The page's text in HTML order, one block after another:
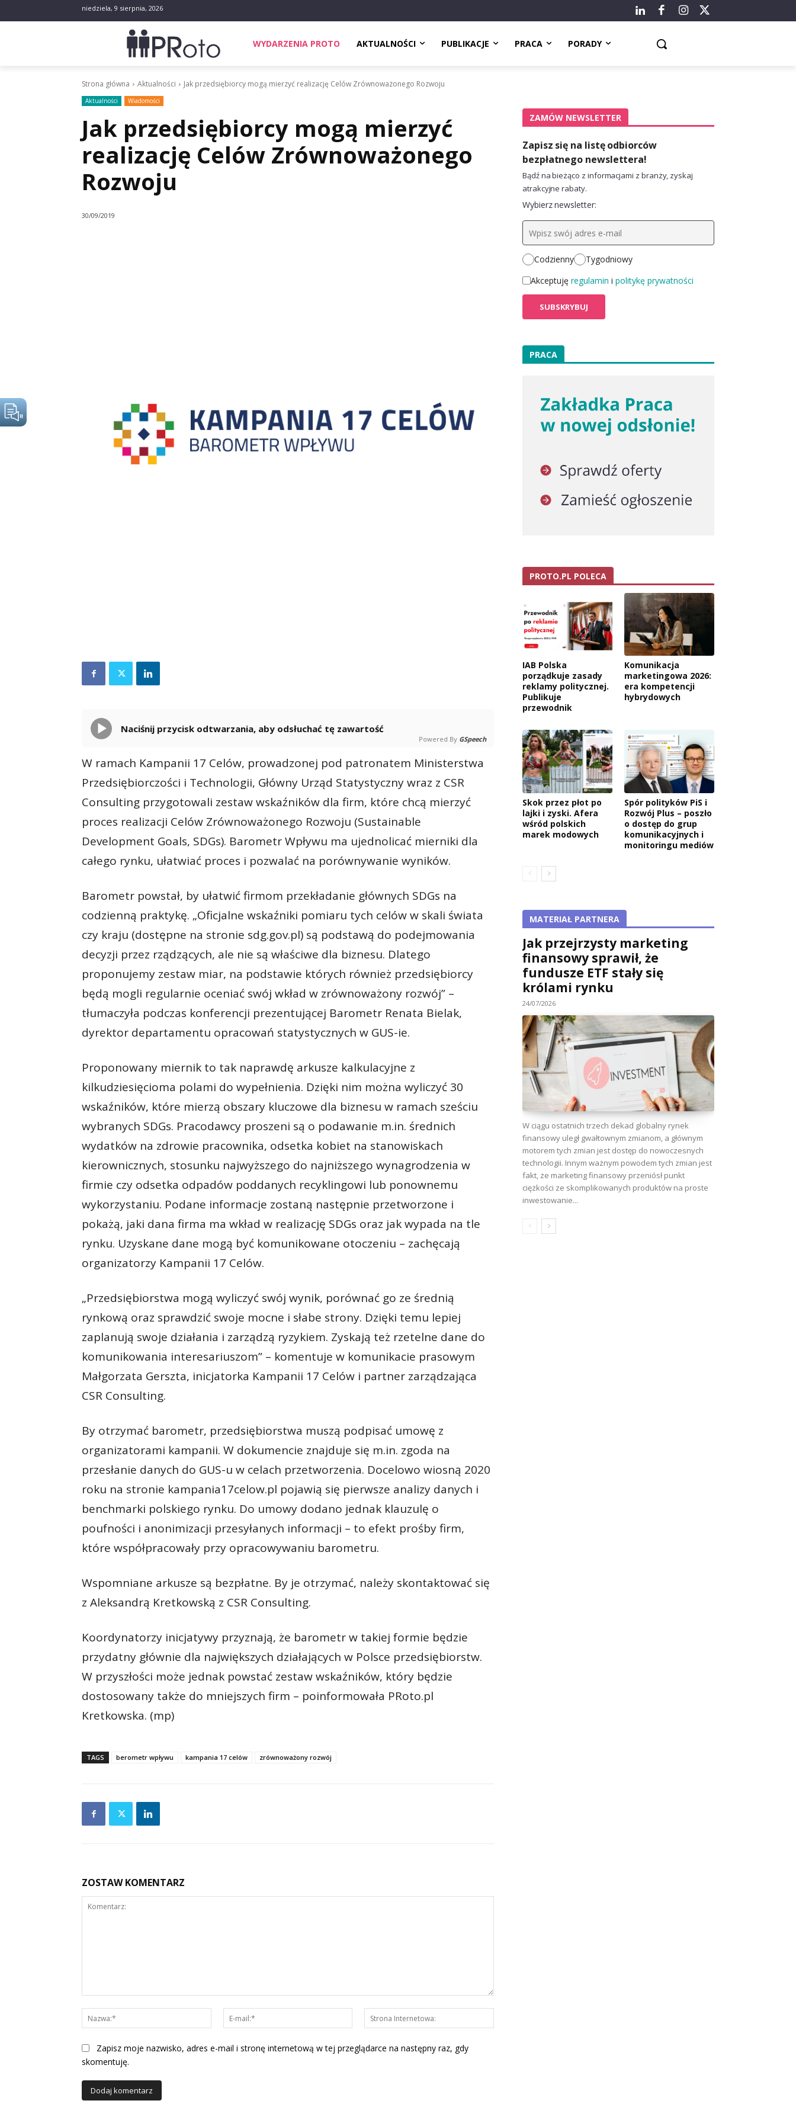
niedziela, 9 sierpnia, 2026
WYDARZENIA PROTO AKTUALNOŚCI PUBLIKACJE PRACA PORADY
Strona główna Aktualności Jak przedsiębiorcy mogą mierzyć realizację Celów Zrównoważonego Rozwoju
Aktualności Wiadomości
Jak przedsiębiorcy mogą mierzyć
realizację Celów Zrównoważonego
Rozwoju
30/09/2019
Naciśnij przycisk odtwarzania, aby odsłuchać tę zawartość
Powered By GSpeech
W ramach Kampanii 17 Celów, prowadzonej pod patronatem Ministerstwa
Przedsiębiorczości i Technologii, Główny Urząd Statystyczny wraz z CSR
Consulting przygotowali zestaw wskaźników dla firm, które chcą mierzyć
proces realizacji Celów Zrównoważonego Rozwoju (Sustainable
Development Goals, SDGs). Barometr Wpływu ma ujednolicać mierniki dla
całego rynku, ułatwiać proces i pozwalać na porównywanie wyników.
Barometr powstał, by ułatwić firmom przekładanie głównych SDGs na
codzienną praktykę. „Oficjalne wskaźniki pomiaru tych celów w skali świata
czy kraju (dostępne na stronie sdg.gov.pl) są podstawą do podejmowania
decyzji przez rządzących, ale nie są właściwe dla biznesu. Dlatego
proponujemy zestaw miar, na podstawie których również przedsiębiorcy
będą mogli regularnie oceniać swój wkład w zrównoważony rozwój” –
tłumaczyła podczas konferencji prezentującej Barometr Renata Bielak,
dyrektor departamentu opracowań statystycznych w GUS-ie.
Proponowany miernik to tak naprawdę arkusze kalkulacyjne z
kilkudziesięcioma polami do wypełnienia. Dzięki nim można wyliczyć 30
wskaźników, które mierzą obszary kluczowe dla biznesu w ramach sześciu
wybranych SDGs. Pracodawcy proszeni są o podawanie m.in. średnich
wydatków na zdrowie pracownika, odsetka kobiet na stanowiskach
kierownicznych, stosunku najwyższego do najniższego wynagrodzenia w
firmie czy odsetka odpadów poddanych recyklingowi lub ponownemu
wykorzystaniu. Podane informacje zostaną następnie przetworzone i
pokażą, jaki dana firma ma wkład w realizację SDGs oraz jak wypada na tle
rynku. Uzyskane dane mogą być komunikowane otoczeniu – zachęcają
organizatorzy Kampanii 17 Celów.
„Przedsiębiorstwa mogą wyliczyć swój wynik, porównać go ze średnią
rynkową oraz sprawdzić swoje mocne i słabe strony. Dzięki temu lepiej
zaplanują swoje działania i zarządzą ryzykiem. Zyskają też rzetelne dane do
komunikowania interesariuszom” – komentuje w komunikacie prasowym
Małgorzata Gerszta, inicjatorka Kampanii 17 Celów i partner zarządzająca
CSR Consulting.
By otrzymać barometr, przedsiębiorstwa muszą podpisać umowę z
organizatorami kampanii. W dokumencie znajduje się m.in. zgoda na
przesłanie danych do GUS-u w celach przetworzenia. Docelowo wiosną 2020
roku na stronie kampania17celow.pl pojawią się pierwsze analizy danych i
benchmarki polskiego rynku. Do umowy dodano jednak klauzulę o
poufności i anonimizacji przesyłanych informacji – to efekt prośby firm,
które współpracowały przy opracowywaniu barometru.
Wspomniane arkusze są bezpłatne. By je otrzymać, należy skontaktować się
z Aleksandrą Kretkowską z CSR Consulting.
Koordynatorzy inicjatywy przyznają, że barometr w takiej formie będzie
przydatny głównie dla największych działających w Polsce przedsiębiorstw.
W przyszłości może jednak powstać zestaw wskaźników, który będzie
dostosowany także do mniejszych firm – poinformowała PRoto.pl
Kretkowska. (mp)
TAGS berometr wpływu kampania 17 celów zrównoważony rozwój
ZOSTAW KOMENTARZ
Nazwa:*
mail:*
Internetowa:
Zapisz moje nazwisko, adres e-mail i stronę internetową w tej przeglądarce na następny raz, gdy
skomentuję.
ZAMÓW NEWSLETTER
Zapisz się na listę odbiorców
bezpłatnego newslettera!
Bądź na bieżąco z informacjami z branży, zyskaj
atrakcyjne rabaty.
Wybierz newsletter:
Codzienny
Tygodniowy
Akceptuję regulamin i politykę prywatności
PRACA
PROTO.PL POLECA
IAB Polska
porządkuje zasady
reklamy politycznej.
Publikuje
przewodnik
Komunikacja
marketingowa 2026:
era kompetencji
hybrydowych
Skok przez płot po
lajki i zyski. Afera
wśród polskich
marek modowych
Spór polityków PiS i
Rozwój Plus – poszło
o dostęp do grup
komunikacyjnych i
monitoringu mediów
MATERIAŁ PARTNERA
Jak przejrzysty marketing
finansowy sprawił, że
fundusze ETF stały się
królami rynku
24/07/2026
W ciągu ostatnich trzech dekad globalny rynek
finansowy uległ gwałtownym zmianom, a głównym
motorem tych zmian jest dostęp do nowoczesnych
technologii. Innym ważnym powodem tych zmian jest
fakt, że marketing finansowy przeniósł punkt
ciężkości ze skomplikowanych produktów na proste
inwestowanie...